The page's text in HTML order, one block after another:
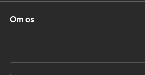
Om os